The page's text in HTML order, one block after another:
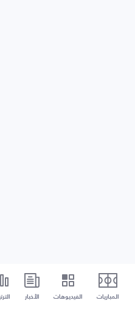
المباريات الفيديوهات الأخبار